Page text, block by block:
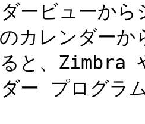
ービューか
カレンダー
ると、
ー プログラ